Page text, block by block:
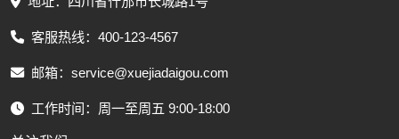
客服热线：400-123-4567
邮箱：service@xuejiadaigou.com
工作时间：周一至周五 9:00-18:00